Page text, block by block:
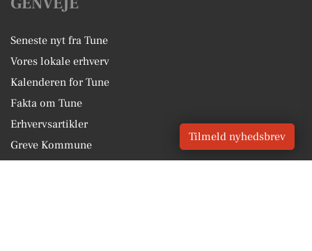
Seneste nyt fra Tune
Vores lokale erhverv
Kalenderen for Tune
Fakta om Tune
Erhvervsartikler
Greve Kommune
Tilmeld nyhedsbrev